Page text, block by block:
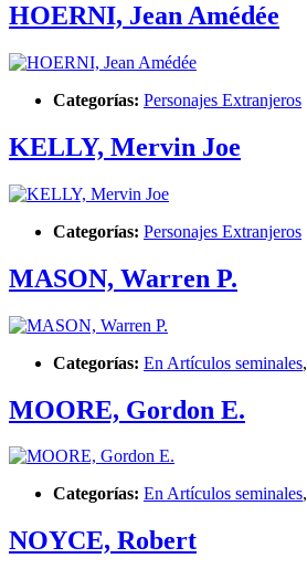
HOERNI, Jean Amédée
Categorías: Personajes Extranjeros
KELLY, Mervin Joe
Categorías: Personajes Extranjeros
MASON, Warren P.
Categorías: En Artículos seminales,
MOORE, Gordon E.
Categorías: En Artículos seminales,
NOYCE, Robert